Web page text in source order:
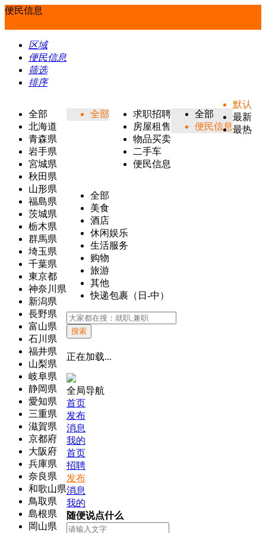
便民信息
区域
便民信息
筛选
排序
全部
北海道
青森県
岩手県
宮城県
秋田県
山形県
福島県
茨城県
栃木県
群馬県
埼玉県
千葉県
東京都
神奈川県
新潟県
長野県
富山県
石川県
福井県
山梨県
岐阜県
静岡県
愛知県
三重県
滋賀県
京都府
大阪府
兵庫県
奈良県
和歌山県
鳥取県
島根県
岡山県
全部
求职招聘
房屋租售
物品买卖
二手车
便民信息
全部
便民信息
全部
美食
酒店
休闲娱乐
生活服务
购物
旅游
其他
快递包裹（日-中）
默认
最新
最热
搜索
正在加载...
全局导航
首页
发布
消息
我的
首页
招聘
发布
消息
我的
随便说点什么